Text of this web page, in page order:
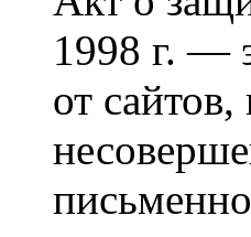
1998 г. —
от